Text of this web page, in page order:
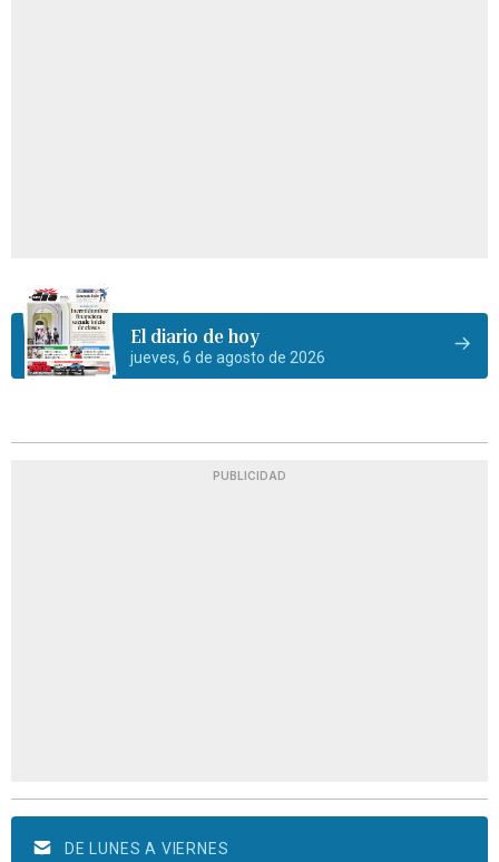
El diario de hoy
jueves, 6 de agosto de 2026
PUBLICIDAD
DE LUNES A VIERNES